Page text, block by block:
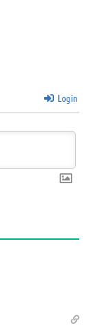
Login